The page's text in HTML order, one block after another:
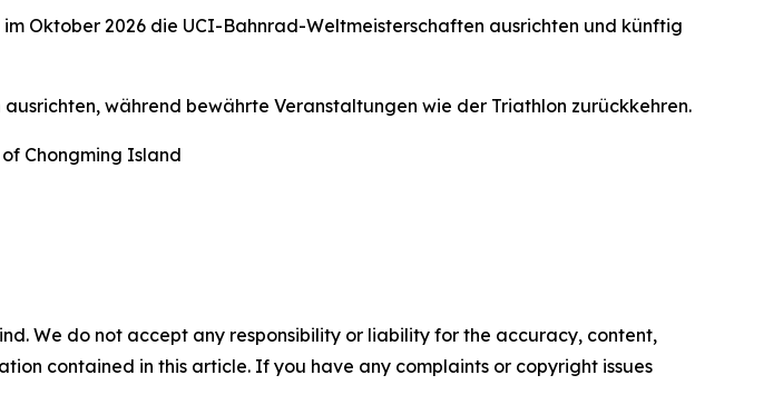
Oktober 2026 die UCI-Bahnrad-Weltmeisterschaften ausrichten und künftig
während bewährte Veranstaltungen wie der Triathlon zurückkehren.
Chongming Island
We do not accept any responsibility or liability for the accuracy, content,
contained in this article. If you have any complaints or copyright issues